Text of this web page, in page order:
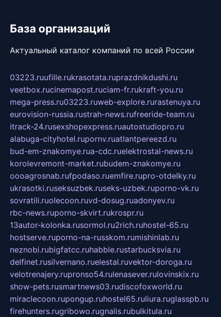
База организаций
Актуальный каталог компаний по всей России
03223.ruufille.rukrasotata.ruprazdnikdushi.ru
veetbox.rucinemapost.ruciam-fr.rukraft-you.ru
mega-press.ru03223.ruweb-explore.rurastenuya.ru
eurovision-russia.rustrah-news.rufreeride-team.ru
itrack-24.rusexshopexpress.ruautostudiopro.ru
alabuga-cityhotel.rupornv.ruatlantpereezd.ru
bud-em-znakomye.rua-cdc.ruelektrostal-news.ru
korolevremont-market.rubudem-znakomye.ru
oooagrosnab.rufpodaso.ruemfire.rupro-otdelky.ru
ukrasotki.ruseksuzbek.ruseks-uzbek.ruporno-vk.ru
sovratili.ruolecoon.ruvd-dosug.ruadonyev.ru
rbc-news.ruporno-skvirt.rukrospr.ru
13autor-kolonka.rusormol.ru2rich.ruhostel-65.ru
hostserve.ruporno-na-russkom.rumishinlab.ru
neznobi.rubigfatcc.ruhabble.rustarbucksvia.ru
delfinet.rusilvernano.ruelestal.ruvektor-doroga.ru
velotrenajery.rupronso54.rulenasever.rulovinskix.ru
show-pets.rusmartnews03.rudiscofoxworld.ru
miraclecoon.rupongup.ruhostel65.ruliura.ruglasspb.ru
firehunters.rugribowo.rugnalis.rubulkitula.ru